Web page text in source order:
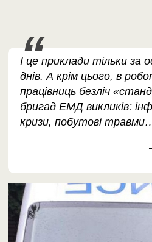
І це приклади тільки за
днів. А крім цього, в
працівниць безліч
бригад ЕМД викликів:
кризи, побутові